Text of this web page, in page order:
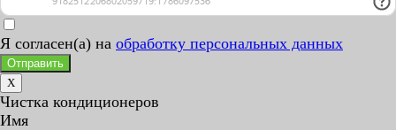
Я согласен(а) на обработку персональных данных
Отправить
X
Чистка кондиционеров
Имя